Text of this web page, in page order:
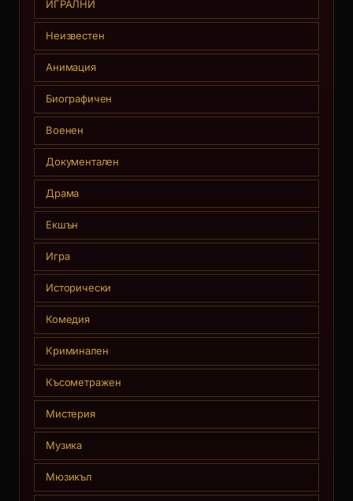
ИГРАЛНИ
Неизвестен
Анимация
Биографичен
Военен
Документален
Драма
Екшън
Игра
Исторически
Комедия
Криминален
Късометражен
Мистерия
Музика
Мюзикъл